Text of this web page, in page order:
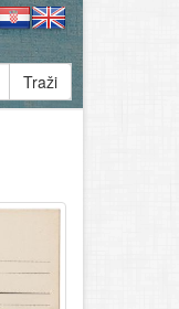
Traži